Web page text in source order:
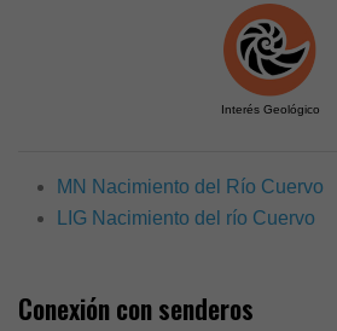
Interés Geológico
MN Nacimiento del Río Cuervo
LIG Nacimiento del río Cuervo
Conexión con senderos